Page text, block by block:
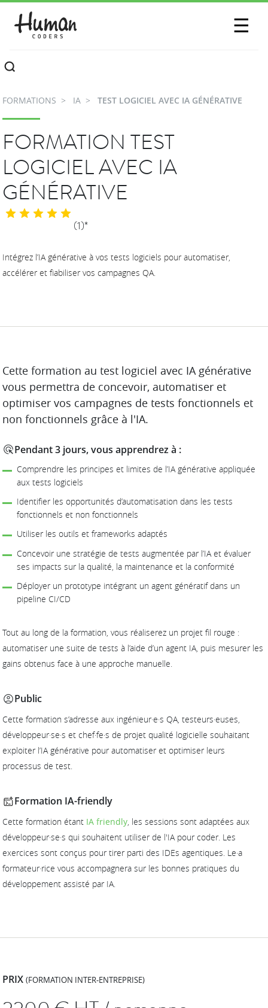
☰
CONTACTEZ-NOUS
FORMATIONS IA TEST LOGICIEL AVEC IA GÉNÉRATIVE
FORMATION TEST
LOGICIEL AVEC IA
GÉNÉRATIVE
(1)*
Intégrez l’IA générative à vos tests logiciels pour automatiser,
accélérer et fiabiliser vos campagnes QA.
DESCRIPTION
Cette formation au test logiciel avec IA générative
vous permettra de concevoir, automatiser et
optimiser vos campagnes de tests fonctionnels et
non fonctionnels grâce à l'IA.
Pendant 3 jours, vous apprendrez à :
Comprendre les principes et limites de l’IA générative appliquée
aux tests logiciels
Identifier les opportunités d’automatisation dans les tests
fonctionnels et non fonctionnels
Utiliser les outils et frameworks adaptés
Concevoir une stratégie de tests augmentée par l’IA et évaluer
ses impacts sur la qualité, la maintenance et la conformité
Déployer un prototype intégrant un agent génératif dans un
pipeline CI/CD
Tout au long de la formation, vous réaliserez un projet fil rouge :
automatiser une suite de tests à l’aide d’un agent IA, puis mesurer les
gains obtenus face à une approche manuelle.
Public
Cette formation s’adresse aux ingénieur·e·s QA, testeurs·euses,
développeur·se·s et chef·fe·s de projet qualité logicielle souhaitant
exploiter l’IA générative pour automatiser et optimiser leurs
processus de test.
Formation IA-friendly
Cette formation étant IA friendly, les sessions sont adaptées aux
développeur·se·s qui souhaitent utiliser de l'IA pour coder. Les
exercices sont conçus pour tirer parti des IDEs agentiques. Le·a
formateur·rice vous accompagnera sur les bonnes pratiques du
développement assisté par IA.
PRIX(FORMATION INTER-ENTREPRISE)